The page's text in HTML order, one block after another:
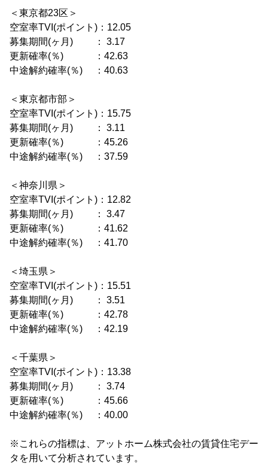
＜東京都23区＞
空室率TVI(ポイント)：12.05
募集期間(ヶ月) ： 3.17
更新確率(％) ：42.63
中途解約確率(％) ：40.63
＜東京都市部＞
空室率TVI(ポイント)：15.75
募集期間(ヶ月) ： 3.11
更新確率(％) ：45.26
中途解約確率(％) ：37.59
＜神奈川県＞
空室率TVI(ポイント)：12.82
募集期間(ヶ月) ： 3.47
更新確率(％) ：41.62
中途解約確率(％) ：41.70
＜埼玉県＞
空室率TVI(ポイント)：15.51
募集期間(ヶ月) ： 3.51
更新確率(％) ：42.78
中途解約確率(％) ：42.19
＜千葉県＞
空室率TVI(ポイント)：13.38
募集期間(ヶ月) ： 3.74
更新確率(％) ：45.66
中途解約確率(％) ：40.00
※これらの指標は、アットホーム株式会社の賃貸住宅デー
タを用いて分析されています。